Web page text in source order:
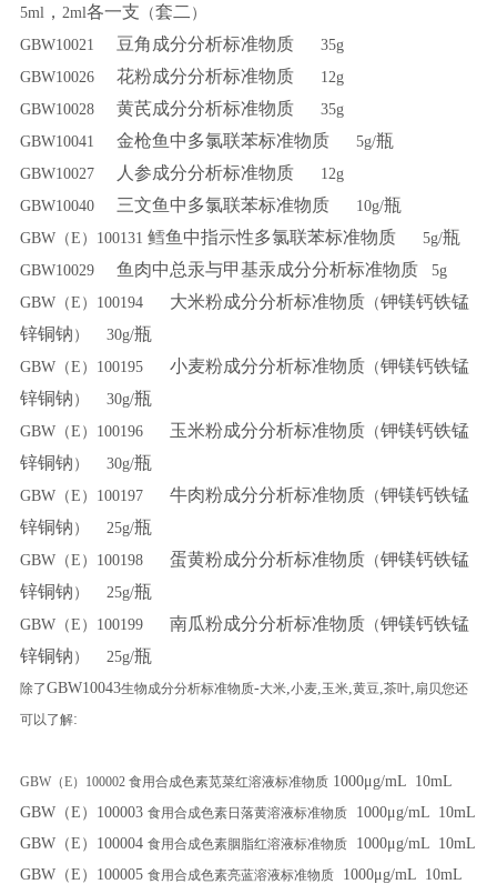
5ml ， 2ml各一支 （套二 ）
GBW10021 豆角成分分析标准物质35g
GBW10026 花粉成分分析标准物质12g
GBW10028 黄芪成分分析标准物质35g
GBW10041 金枪鱼中多氯联苯标准物质5g/瓶
GBW10027 人参成分分析标准物质12g
GBW10040 三文鱼中多氯联苯标准物质10g/瓶
GBW（E）100131 鳕鱼中指示性多氯联苯标准物质5g/瓶
GBW10029 鱼肉中总汞与甲基汞成分分析标准物质5g
GBW（E）100194 大米粉成分分析标准物质（钾镁钙铁锰
锌铜钠 ） 30g/瓶
GBW（E）100195 小麦粉成分分析标准物质（钾镁钙铁锰
锌铜钠 ） 30g/瓶
GBW（E）100196 玉米粉成分分析标准物质（钾镁钙铁锰
锌铜钠 ） 30g/瓶
GBW（E）100197 牛肉粉成分分析标准物质（钾镁钙铁锰
锌铜钠 ） 25g/瓶
GBW（E）100198 蛋黄粉成分分析标准物质（钾镁钙铁锰
锌铜钠 ） 25g/瓶
GBW（E）100199 南瓜粉成分分析标准物质（钾镁钙铁锰
锌铜钠 ） 25g/瓶
除了GBW10043生物成分分析标准物质-大米, 小麦, 玉米, 黄豆 茶叶, 扇贝您还
可以了解:
GBW（E）100002 食用合成色素苋菜红溶液标准物质1000μg/mL 10mL
GBW（E）100003 食用合成色素日落黄溶液标准物质1000μg/mL 10mL
GBW（E）100004 食用合成色素胭脂红溶液标准物质1000μg/mL 10mL
GBW（E）100005 食用合成色素亮蓝溶液标准物质1000μg/mL 10mL